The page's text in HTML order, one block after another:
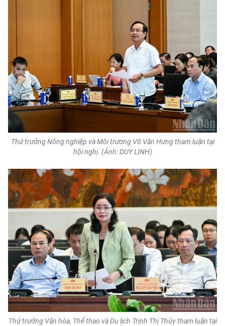
Thứ trưởng Nông nghiệp và Môi trường Võ Văn Hưng tham luận tại
hội nghị. (Ảnh: DUY LINH)
Thứ trưởng Văn hóa, Thể thao và Du lịch Trịnh Thị Thủy tham luận tại